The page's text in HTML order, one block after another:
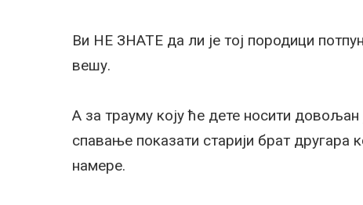
Ви НЕ ЗНАТЕ да ли је тој породици
вешу.
А за трауму коју ће дете носити
спавање показати старији брат
намере.